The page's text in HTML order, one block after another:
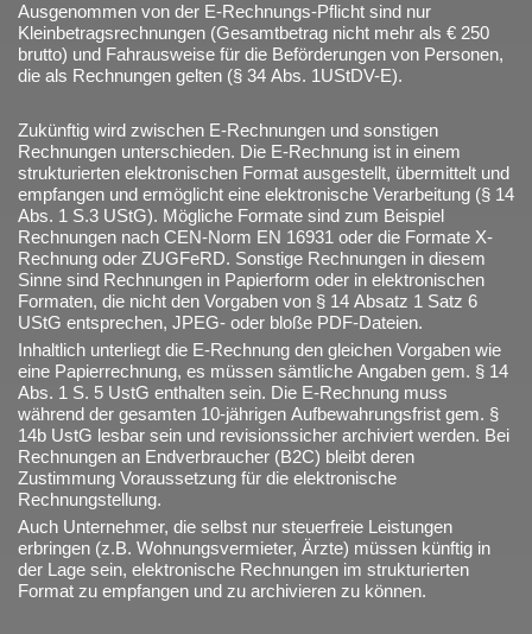
Ausgenommen von der E-Rechnungs-Pflicht sind nur
Kleinbetragsrechnungen (Gesamtbetrag nicht mehr als € 250
brutto) und Fahrausweise für die Beförderungen von Personen,
die als Rechnungen gelten (§ 34 Abs. 1UStDV-E).
Zukünftig wird zwischen E-Rechnungen und sonstigen
Rechnungen unterschieden. Die E-Rechnung ist in einem
strukturierten elektronischen Format ausgestellt, übermittelt und
empfangen und ermöglicht eine elektronische Verarbeitung (§ 14
Abs. 1 S.3 UStG). Mögliche Formate sind zum Beispiel
Rechnungen nach CEN-Norm EN 16931 oder die Formate X-
Rechnung oder ZUGFeRD. Sonstige Rechnungen in diesem
Sinne sind Rechnungen in Papierform oder in elektronischen
Formaten, die nicht den Vorgaben von § 14 Absatz 1 Satz 6
UStG entsprechen, JPEG- oder bloße PDF-Dateien.
Inhaltlich unterliegt die E-Rechnung den gleichen Vorgaben wie
eine Papierrechnung, es müssen sämtliche Angaben gem. § 14
Abs. 1 S. 5 UstG enthalten sein. Die E-Rechnung muss
während der gesamten 10-jährigen Aufbewahrungsfrist gem. §
14b UstG lesbar sein und revisionssicher archiviert werden. Bei
Rechnungen an Endverbraucher (B2C) bleibt deren
Zustimmung Voraussetzung für die elektronische
Rechnungstellung.
Auch Unternehmer, die selbst nur steuerfreie Leistungen
erbringen (z.B. Wohnungsvermieter, Ärzte) müssen künftig in
der Lage sein, elektronische Rechnungen im strukturierten
Format zu empfangen und zu archivieren zu können.